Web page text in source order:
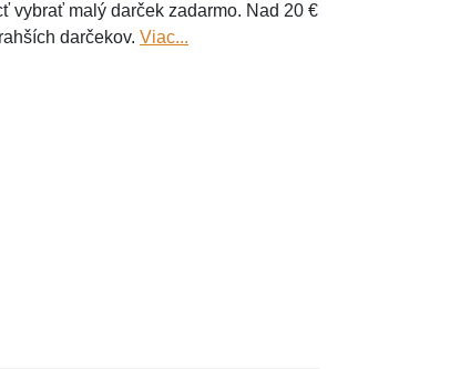
vybrať malý darček zadarmo. Nad 20 €
darčekov. Viac...